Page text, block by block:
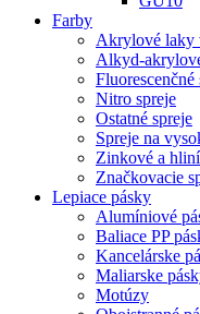
Farby
Akrylové laky
Alkyd-
Fluorescenčné
Nitro spreje
Ostatné spreje
Spreje na
Zinkové a
Značkovacie
Lepiace pásky
Alumíniové
Baliace PP
Kancelárske
Maliarske
Motúzy